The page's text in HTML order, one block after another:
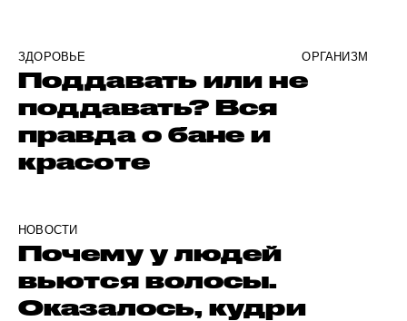
ЗДОРОВЬЕ ОРГАНИЗМ
Поддавать или не
поддавать? Вся
правда о бане и
красоте
НОВОСТИ
Почему у людей
вьются волосы.
Оказалось, кудри